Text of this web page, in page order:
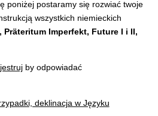
poniżej postaramy się rozwiać twoje
wszystkich niemieckich
Präteritum Imperfekt, Future I i II,
by odpowiadać
deklinacja w Języku